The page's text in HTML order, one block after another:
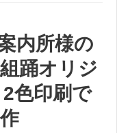
内所様の
踊オリジ
色印刷で